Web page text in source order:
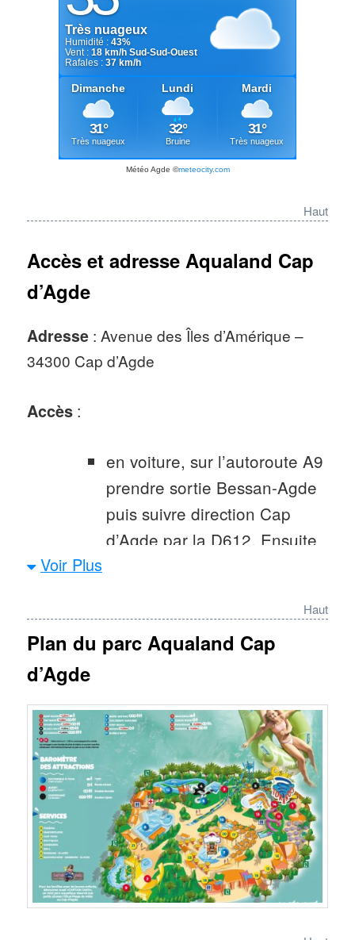
Météo Agde ©meteocity.com
Haut
Accès et adresse Aqualand Cap
d’Agde
Adresse : Avenue des Îles d’Amérique –
34300 Cap d’Agde
Accès :
en voiture, sur l’autoroute A9
prendre sortie Bessan-Agde
puis suivre direction Cap
d’Agde par la D612. Ensuite
« Plage Richelieu-Iles des
Loisirs ».
descendre à l’arrêt « Les
Tenilles ».
Coordonnées GPS :
coordonnées GPS :
43,280075-3,497503
Villes à proximité: ce parc nautique
proche de la ville d’Agde dans le sud de la
Voir Plus
Haut
Plan du parc Aqualand Cap
d’Agde